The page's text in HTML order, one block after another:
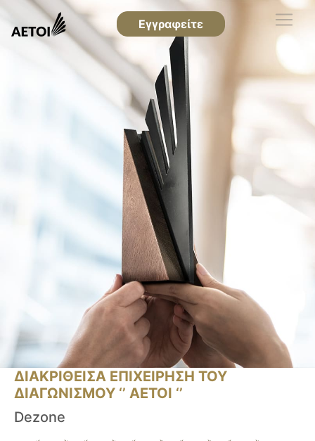
Εγγραφείτε
ΔΙΑΚΡΙΘΕΙΣΑ ΕΠΙΧΕΙΡΗΣΗ ΤΟΥ
ΔΙΑΓΩΝΙΣΜΟΥ ‘’ ΑΕΤΟΙ ‘’
Dezone